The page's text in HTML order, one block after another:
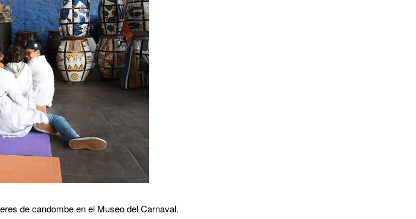
de candombe en el Museo del Carnaval.